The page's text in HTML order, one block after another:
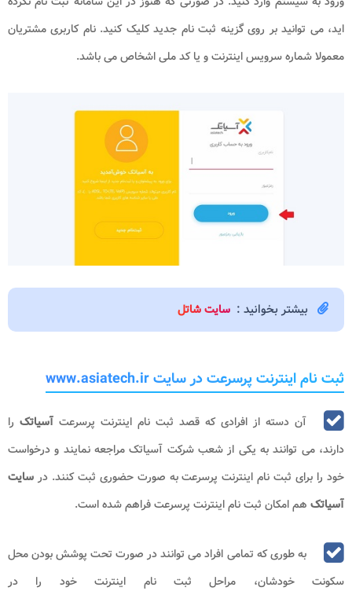
اید، می توانید بر روی گزینه ثبت نام جدید کلیک کنید. نام کاربری مشتریان
معمولا شماره سرویس اینترنت و یا کد ملی اشخاص می باشد.
بیشتر بخوانید : سایت شاتل
ثبت نام اینترنت پرسرعت در سایت www.asiatech.ir
آن دسته از افرادی که قصد ثبت نام اینترنت پرسرعت آسیاتک را
دارند، می توانند به یکی از شعب شرکت آسیاتک مراجعه نمایند و درخواست
خود را برای ثبت نام اینترنت پرسرعت به صورت حضوری ثبت کنند. در سایت
آسیاتک هم امکان ثبت نام اینترنت پرسرعت فراهم شده است.
به طوری که تمامی افراد می توانند در صورت تحت پوشش بودن محل
سکونت خودشان، مراحل ثبت نام اینترنت خود را در